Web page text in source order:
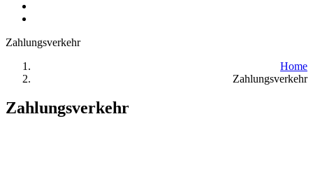
Zahlungsverkehr
Home
Zahlungsverkehr
Zahlungsverkehr